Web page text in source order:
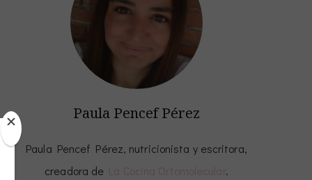
Paula Pencef Pérez
Paula Pencef Pérez, nutricionista y escritora,
creadora de
.